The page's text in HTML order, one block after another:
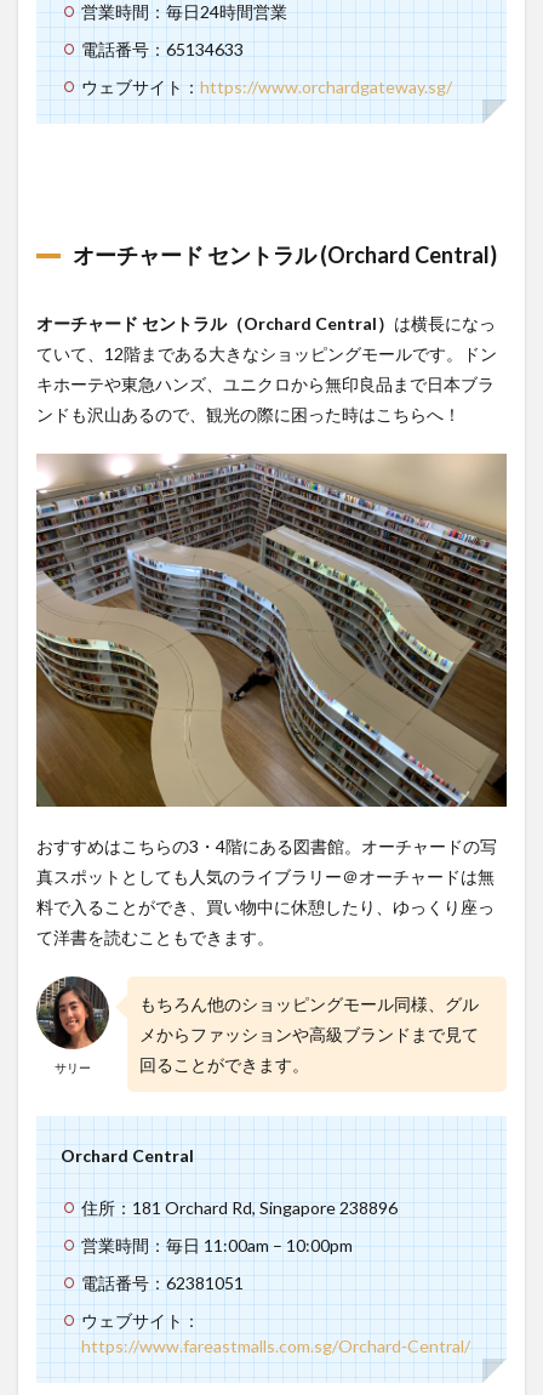
営業時間：毎日24時間営業
電話番号：65134633
ウェブサイト：https://www.orchardgateway.sg/
オーチャード セントラル(Orchard Central)
オーチャード セントラル（Orchard Central） は横長になっ
ていて、12階まである大きなショッピングモールです。ドン
キホーテや東急ハンズ、ユニクロから無印良品まで日本ブラ
ンドも沢山あるので、観光の際に困った時はこちらへ！
おすすめはこちらの3・4階にある図書館。オーチャードの写
真スポットとしても人気のライブラリー＠オーチャードは無
料で入ることができ、買い物中に休憩したり、ゆっくり座っ
て洋書を読むこともできます。
サリー
もちろん他のショッピングモール同様、グル
メからファッションや高級ブランドまで見て
回ることができます。
Orchard Central
住所：181 Orchard Rd, Singapore 238896
営業時間：毎日 11:00am – 10:00pm
電話番号：62381051
ウェブサイト：
https://www.fareastmalls.com.sg/Orchard-Central/